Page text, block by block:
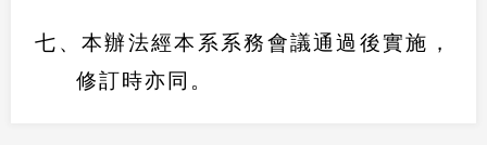
七、本辦法經本系系務會議通過後實施，
修訂時亦同。